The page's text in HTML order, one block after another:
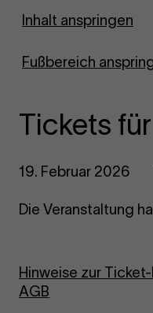
Inhalt anspringen
Fußbereich
Zur Startseite
Tickets
19. Februar 2026
Die Veranstaltung
Hinweise zur
AGB